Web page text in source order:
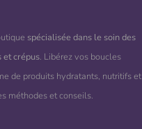
spécialisée dans le soin des
et crépus. Libérez vos boucles
de produits hydratants, nutritifs et
méthodes et conseils.